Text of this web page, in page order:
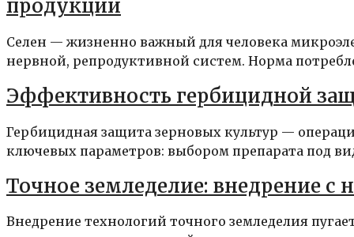
продукции
Селен — жизненно важный для человека
нервной, репродуктивной систем. Норма
Эффективность гербицидной
Гербицидная защита зерновых культур —
ключевых параметров: выбором препарата под
Точное земледелие: внедрение с
Внедрение технологий точного земледелия